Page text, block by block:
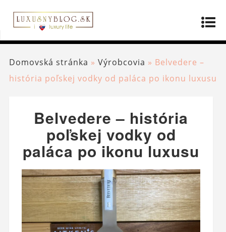
Domovská stránka » Výrobcovia » Belvedere –
história poľskej vodky od paláca po ikonu luxusu
Belvedere – história
poľskej vodky od
paláca po ikonu luxusu